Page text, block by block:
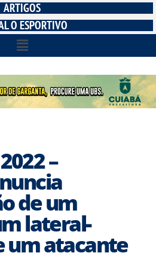
ARTIGOS
O ESPORTIVO
–
de um
lateral-
um atacante